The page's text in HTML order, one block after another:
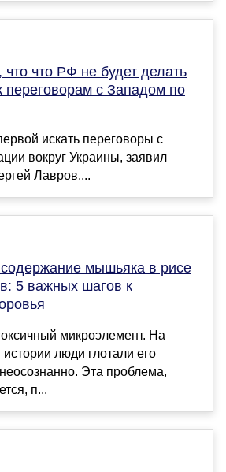
что РФ не будет делать
переговорам с Западом по
искать переговоры с
вокруг Украины, заявил
Лавров....
мышьяка в рисе
5 важных шагов к
микроэлемент. На
люди глотали его
Эта проблема,
п...